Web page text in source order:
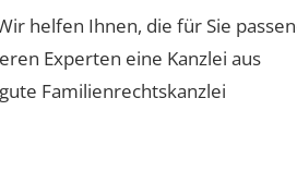
helfen Ihnen, die für Sie
Experten eine Kanzlei aus
Familienrechtskanzlei